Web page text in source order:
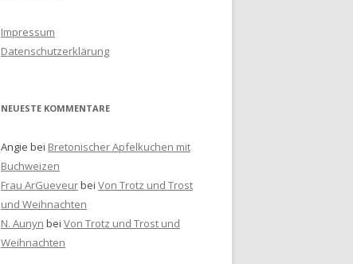
Impressum
Datenschutzerklärung
NEUESTE KOMMENTARE
Angie bei Bretonischer Apfelkuchen mit
Buchweizen
Frau ArGueveurbei Von Trotz und Trost
und Weihnachten
N. Aunyn bei Von Trotz und Trost und
Weihnachten